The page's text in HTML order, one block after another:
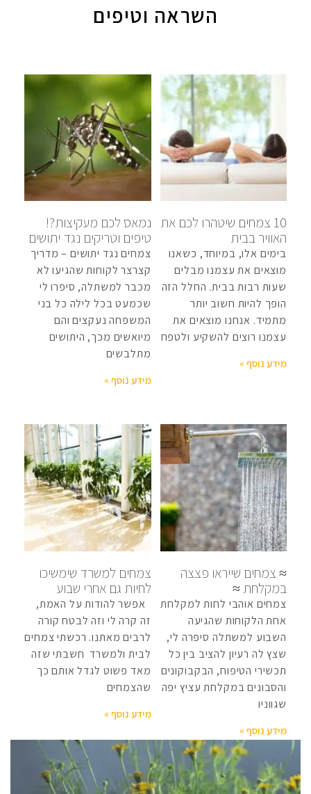
השראה וטיפים
10 צמחים שיטהרו לכם את
האוויר בבית
בימים אלו, במיוחד, כשאנו
מוצאים את עצמנו מבלים
שעות רבות בבית. החלל הזה
הופך להיות חשוב יותר
מתמיד. אנחנו מוצאים את
עצמנו רוצים להשקיע ולטפח
מידע נוסף »
נמאס לכם מעקיצות?!
טיפים וטריקים נגד יתושים
צמחים נגד יתושים – מדריך
קצרצר לקוחות שהגיעו לא
מכבר למשתלה, סיפרו לי
שכמעט בכל לילה כל בני
המשפחה נעקצים והם
מיואשים מכך, היתושים
מתלבשים
מידע נוסף »
≈ צמחים שייראו פצצה
במקלחת ≈
צמחים אוהבי לחות למקלחת
אחת הלקוחות שהגיעה
השבוע למשתלה סיפרה לי,
שצץ לה רעיון להציב בין כל
תכשירי הטיפוח, הבקבוקונים
והסבונים במקלחת עציץ יפה
שגווניו
מידע נוסף »
צמחים למשרד שימשיכו
לחיות גם אחרי שבוע
אפשר להודות על האמת,
זה קרה לי וזה לבטח קורה
לרבים מאתנו. רכשתי צמחים
לבית ולמשרד חשבתי שזה
מאד פשוט לגדל אותם כך
שהצמחים
מידע נוסף »